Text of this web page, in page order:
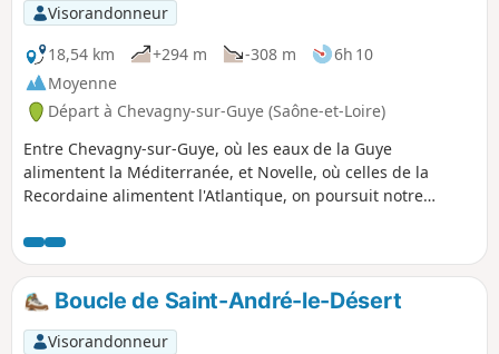
Visorandonneur
18,54 km
+294 m -308 m
6h 10
Moyenne
Départ à Chevagny-sur-Guye (Saône-et-Loire)
Entre Chevagny-sur-Guye, où les eaux de la Guye
alimentent la Méditerranée, et Novelle, où celles de la
Recordaine alimentent l'Atlantique, on poursuit notre
zone naturelle d'intérêt écologique, faunistique et
floristique (ZNIEFF) du bocage de Sailly, puis on entre dans
celle du Bas-Clunisois et dans la zone Natura 2000 du
bocage, des forêts et des milieux humides du bassin de la
Grosne et du Clunisois.
Boucle de Saint-André-le-Désert
Visorandonneur